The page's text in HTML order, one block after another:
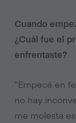
Cuando
¿Cuál fue el
enfrentaste?
“Empecé en
no hay
me molesta